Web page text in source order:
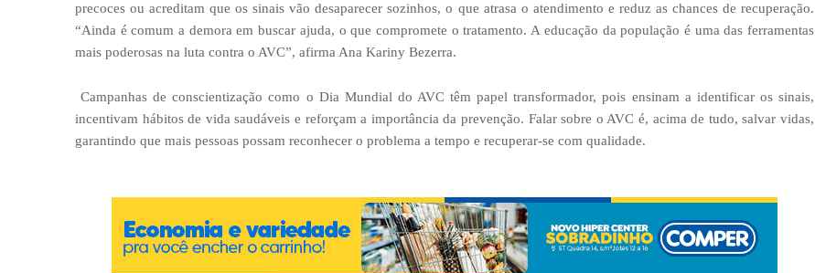
precoces ou acreditam que os sinais vão desaparecer sozinhos, o que atrasa o atendimento e reduz as chances de recuperação.
“Ainda é comum a demora em buscar ajuda, o que compromete o tratamento. A educação da população é uma das ferramentas
mais poderosas na luta contra o AVC”, afirma Ana Kariny Bezerra.
Campanhas de conscientização como o Dia Mundial do AVC têm papel transformador, pois ensinam a identificar os sinais,
incentivam hábitos de vida saudáveis e reforçam a importância da prevenção. Falar sobre o AVC é, acima de tudo, salvar vidas,
garantindo que mais pessoas possam reconhecer o problema a tempo e recuperar-se com qualidade.